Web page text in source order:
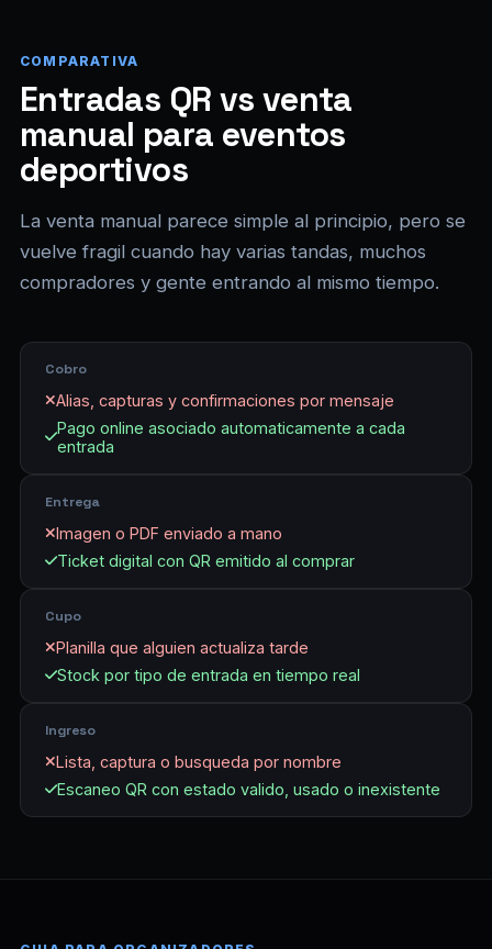
COMPARATIVA
Entradas QR vs venta
manual para eventos
deportivos
La venta manual parece simple al principio, pero se
vuelve fragil cuando hay varias tandas, muchos
compradores y gente entrando al mismo tiempo.
Cobro
Alias, capturas y confirmaciones por mensaje
Pago online asociado automaticamente a cada
entrada
Entrega
Imagen o PDF enviado a mano
Ticket digital con QR emitido al comprar
Cupo
Planilla que alguien actualiza tarde
Stock por tipo de entrada en tiempo real
Ingreso
Lista, captura o busqueda por nombre
Escaneo QR con estado valido, usado o inexistente